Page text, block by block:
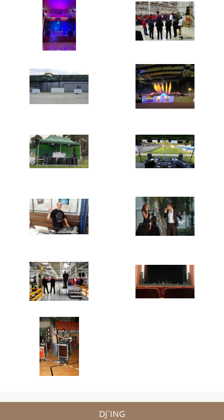
DJ´ING